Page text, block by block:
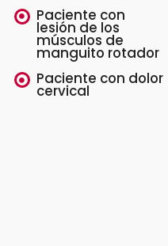
Paciente con
lesión de los
músculos de
manguito rotador
Paciente con dolor
cervical